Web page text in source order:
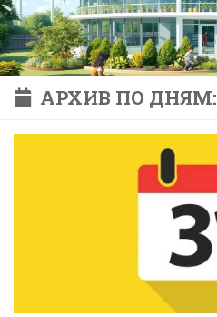
АРХИВ ПО ДНЯМ: